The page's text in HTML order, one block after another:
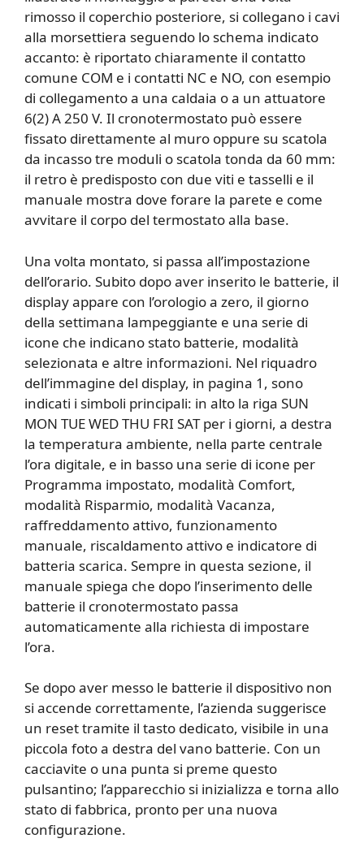
rimosso il coperchio posteriore, si collegano i cavi
alla morsettiera seguendo lo schema indicato
accanto: è riportato chiaramente il contatto
comune COM e i contatti NC e NO, con esempio
di collegamento a una caldaia o a un attuatore
6(2) A 250 V. Il cronotermostato può essere
fissato direttamente al muro oppure su scatola
da incasso tre moduli o scatola tonda da 60 mm:
il retro è predisposto con due viti e tasselli e il
manuale mostra dove forare la parete e come
avvitare il corpo del termostato alla base.
Una volta montato, si passa all’impostazione
dell’orario. Subito dopo aver inserito le batterie, il
display appare con l’orologio a zero, il giorno
della settimana lampeggiante e una serie di
icone che indicano stato batterie, modalità
selezionata e altre informazioni. Nel riquadro
dell’immagine del display, in pagina 1, sono
indicati i simboli principali: in alto la riga SUN
MON TUE WED THU FRI SAT per i giorni, a destra
la temperatura ambiente, nella parte centrale
l’ora digitale, e in basso una serie di icone per
Programma impostato, modalità Comfort,
modalità Risparmio, modalità Vacanza,
raffreddamento attivo, funzionamento
manuale, riscaldamento attivo e indicatore di
batteria scarica. Sempre in questa sezione, il
manuale spiega che dopo l’inserimento delle
batterie il cronotermostato passa
automaticamente alla richiesta di impostare
l’ora.
Se dopo aver messo le batterie il dispositivo non
si accende correttamente, l’azienda suggerisce
un reset tramite il tasto dedicato, visibile in una
piccola foto a destra del vano batterie. Con un
cacciavite o una punta si preme questo
pulsantino; l’apparecchio si inizializza e torna allo
stato di fabbrica, pronto per una nuova
configurazione.